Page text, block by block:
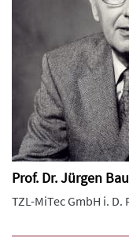
Prof. Dr. Jürgen
TZL-MiTec GmbH i.